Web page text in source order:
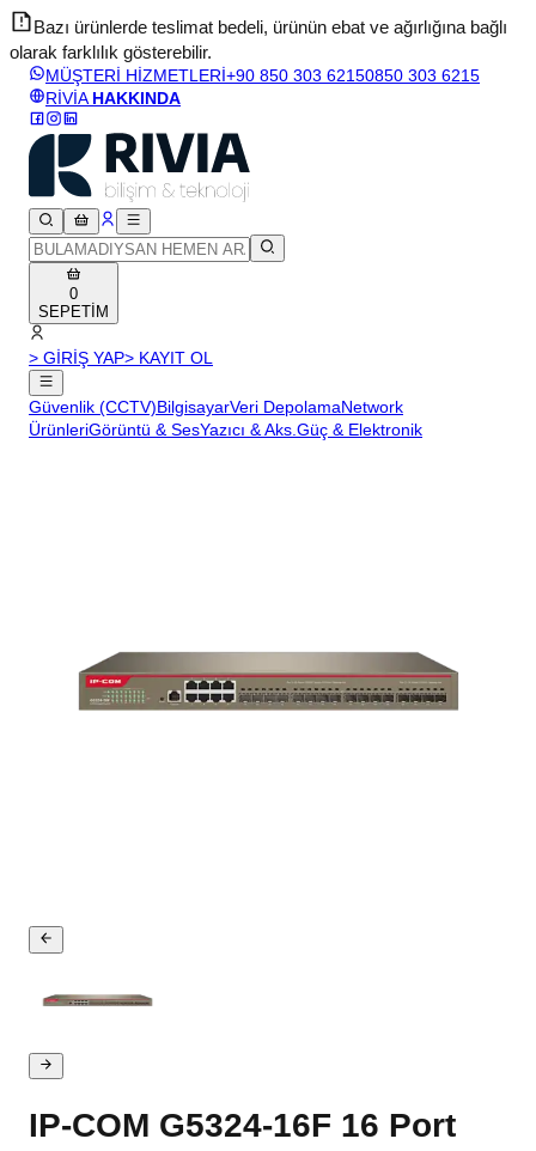
Bazı ürünlerde teslimat bedeli, ürünün ebat ve ağırlığına bağlı
olarak farklılık gösterebilir.
MÜŞTERİ HİZMETLERİ+90 850 303 62150850 303 6215
RİVİA HAKKINDA
0
SEPETİM
> GİRİŞ YAP> KAYIT OL
Güvenlik (CCTV)BilgisayarVeri DepolamaNetwork
ÜrünleriGörüntü & SesYazıcı & Aks.Güç & Elektronik
IP-COM G5324-16F 16 Port